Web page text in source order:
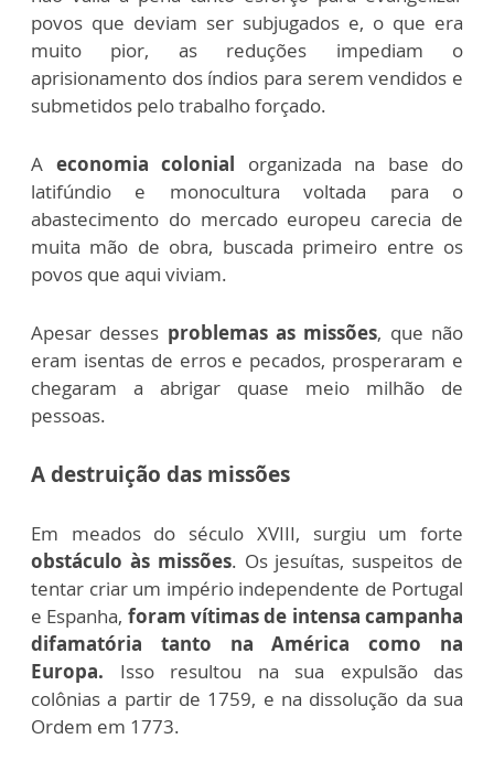
povos que deviam ser subjugados e, o que era
muito pior, as reduções impediam o
aprisionamento dos índios para serem vendidos e
submetidos pelo trabalho forçado.
A economia colonial organizada na base do
latifúndio e monocultura voltada para o
abastecimento do mercado europeu carecia de
muita mão de obra, buscada primeiro entre os
povos que aqui viviam.
Apesar desses problemas as missões, que não
eram isentas de erros e pecados, prosperaram e
chegaram a abrigar quase meio milhão de
pessoas.
A destruição das missões
Em meados do século XVIII, surgiu um forte
obstáculo às missões. Os jesuítas, suspeitos de
tentar criar um império independente de Portugal
e Espanha, foram vítimas de intensa campanha
difamatória tanto na América como na
Europa. Isso resultou na sua expulsão das
colônias a partir de 1759, e na dissolução da sua
Ordem em 1773.